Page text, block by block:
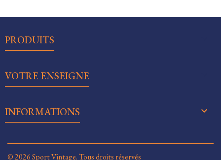
PRODUITS
VOTRE ENSEIGNE
INFORMATIONS keyboard_arrow_down
© 2026 Sport Vintage. Tous droits réservés